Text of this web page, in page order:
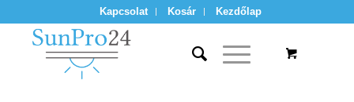
Kapcsolat Kosár Kezdőlap